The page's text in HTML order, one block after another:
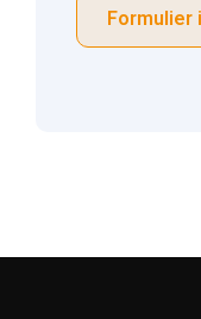
Formulier